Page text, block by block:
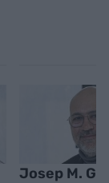
Josep M.